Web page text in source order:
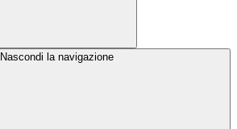
Nascondi la navigazione